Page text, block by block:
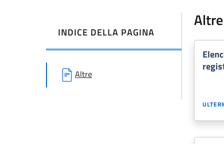
INDICE DELLA PAGINA
Altre
Altre